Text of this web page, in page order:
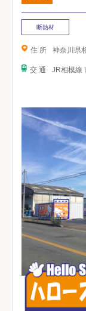
断熱材
住 所 神奈川県
交 通 JR相模線